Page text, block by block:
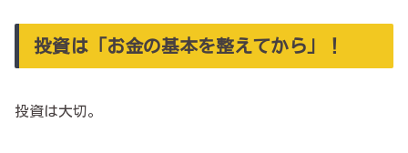
投資は「お金の基本を整えてから」！
投資は大切。